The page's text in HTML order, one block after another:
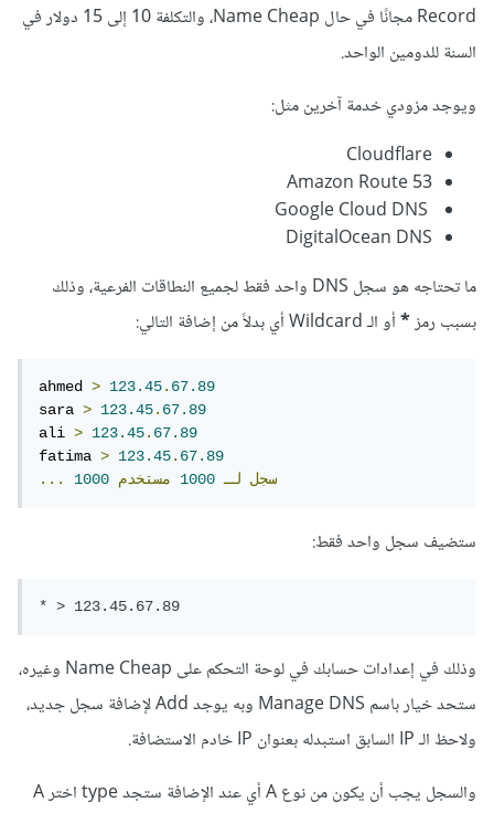
Record مجانًا في حال Name Cheap، والتكلفة 10 إلى 15 دولار في
السنة للدومين الواحد.
ويوجد مزودي خدمة آخرين مثل:
Cloudflare
Amazon Route 53
DigitalOcean DNS
ما تحتاجه هو سجل DNS واحد فقط لجميع النطاقات الفرعية، وذلك
بسبب رمز*أو الـ Wildcard أي بدلاً من إضافة التالي:
ahmed > 123.45.67.89
sara > 123.45.67.89
ali > 123.45.67.89
fatima > 123.45.67.89
...
1000 سجل لـ 1000 مستخدم
ستضيف سجل واحد فقط:
* > 123.45.67.89
وذلك في إعدادات حسابك في لوحة التحكم على Name Cheap وغيره،
ستحد خيار باسم Manage DNS وبه يوجد Add لإضافة سجل جديد،
ولاحظ الـ IP السابق استبدله بعنوان IP خادم الاستضافة.
والسجل يجب أن يكون من نوع A أي عند الإضافة ستجد type اختر A